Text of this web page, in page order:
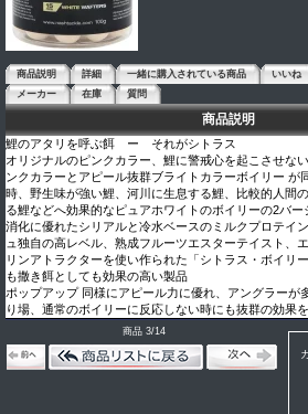
商品説明 詳細 一緒に購入されている商品
いいね
メーカー
在庫 質問
商品説明
鯉のアタリを呼ぶ餌 ー それがシトラス
オリジナルのピンクカラー、鯉に警戒心を起こさせな
ンクカラーとアピール抜群ブライトカラーボイリー が
時、野生味が強い鯉、河川に生息する鯉、比較的人間
る鯉などへ効果的なピュアホワイトのボイリーの2バー
消化に優れたシリアルと冷水ベースのミルクプロテイ
ュ独自の高レベル、熟成フルーツエスターテイスト、
リンアトラクターを使い作られた「シトラス・ボイリ
も撒き餌としても効果の高い製品
ポップアップ 同様にアピール力に優れ、アングラーが
り場、通常のボイリーに反応しない時にも抜群の効果
商品 3/14